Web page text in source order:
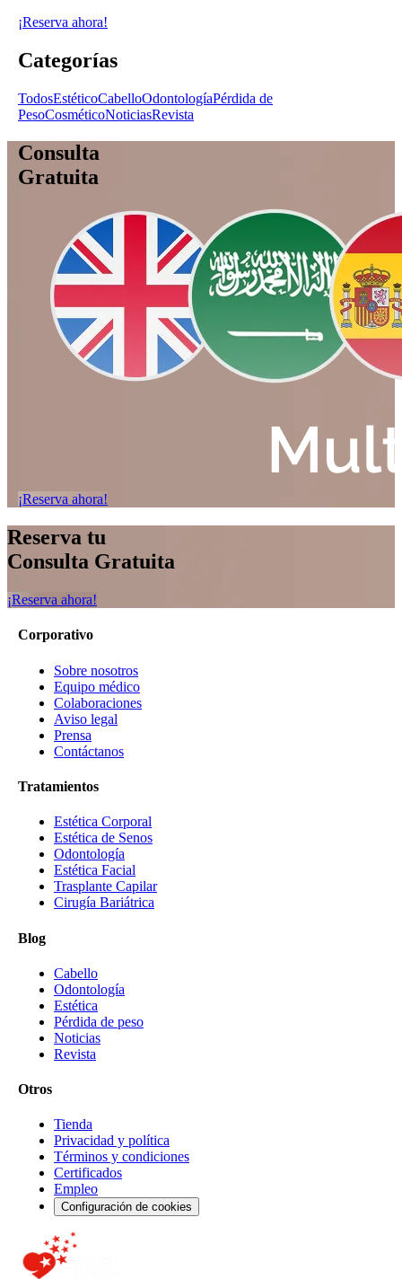
¡Reserva ahora!
Categorías
TodosEstéticoCabelloOdontologíaPérdida de
PesoCosméticoNoticiasRevista
Consulta
Gratuita
¡Reserva ahora!
Reserva tu
Consulta Gratuita
¡Reserva ahora!
Corporativo
Sobre nosotros
Equipo médico
Colaboraciones
Aviso legal
Prensa
Contáctanos
Tratamientos
Estética Corporal
Estética de Senos
Odontología
Estética Facial
Trasplante Capilar
Cirugía Bariátrica
Blog
Cabello
Odontología
Estética
Pérdida de peso
Noticias
Revista
Otros
Tienda
Privacidad y política
Términos y condiciones
Certificados
Empleo
Configuración de cookies